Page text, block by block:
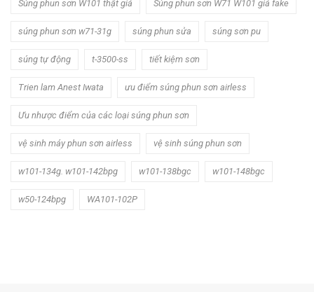
Súng phun sơn W101 thật giả Súng phun sơn W71 W101 giả fake
súng phun sơn w71-31g súng phun sửa súng sơn pu
súng tự động t-3500-ss tiết kiệm sơn
Trien lam Anest Iwata ưu điểm súng phun sơn airless
Ưu nhược điểm của các loại súng phun sơn
vệ sinh máy phun sơn airless vệ sinh súng phun sơn
w101-134g. w101-142bpg w101-138bgc w101-148bgc
w50-124bpg WA101-102P